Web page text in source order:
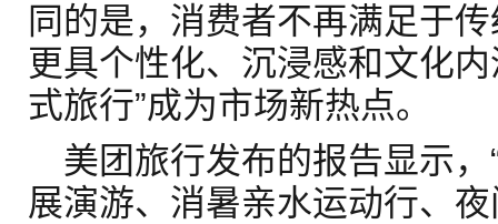
同的是，消费者不再满足于
更具个性化、沉浸感和文化
式旅行”成为市场新热点。
美团旅行发布的报告显示
展演游、消暑亲水运动行、